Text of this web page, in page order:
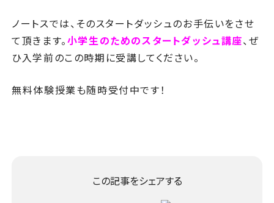
ノートスでは、そのスタートダッシュのお手伝いをさせ
て頂きます。小学生のためのスタートダッシュ講座、ぜ
ひ入学前のこの時期に受講してください。
無料体験授業も随時受付中です！
この記事をシェアする